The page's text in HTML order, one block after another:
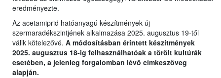
eredményezte.
Az acetamiprid hatóanyagú készítmények új
szermaradékszintjének alkalmazása 2025. augusztus 19-től
válik kötelezővé. A módosításban érintett készítmények
2025. augusztus 18-ig felhasználhatóak a törölt kultúrák
esetében, a jelenleg forgalomban lévő címkeszöveg
alapján.